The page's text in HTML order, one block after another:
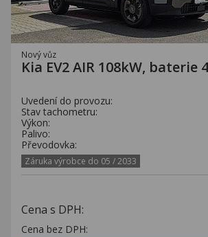
Nový vůz
Kia EV2 AIR 108kW, baterie
Uvedení do provozu:
Stav tachometru:
Výkon:
Palivo:
Převodovka:
Záruka výrobce do 05 / 2033
Cena s DPH:
Cena bez DPH: